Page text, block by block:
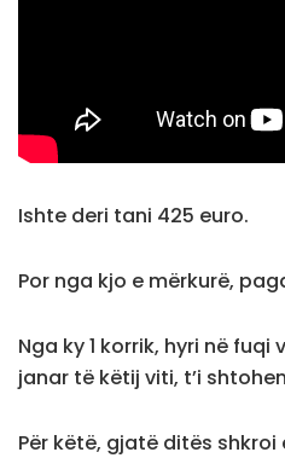
Ishte deri tani 425 euro.
Por nga kjo e mërkurë,
Nga ky 1 korrik, hyri në
janar të këtij viti, t’i
Për këtë, gjatë ditës